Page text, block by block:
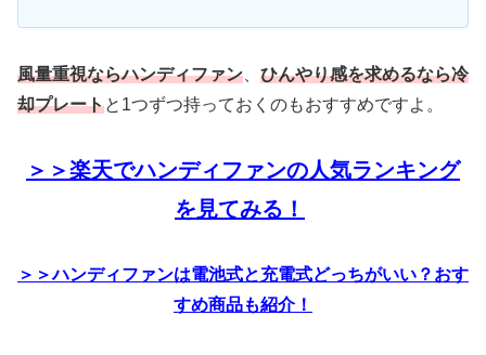
風量重視ならハンディファン
ひんやり感を求めるなら冷
却プレートと1つずつ持っておくのもおすすめですよ。
＞＞楽天でハンディファンの人気ランキング
を見てみる！
＞＞ハンディファンは電池式と充電式どっちがいい？おす
すめ商品も紹介！